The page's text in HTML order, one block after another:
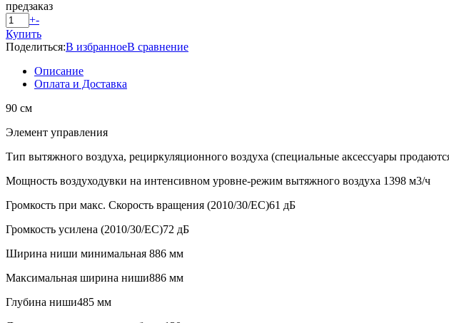
предзаказ
+-
Купить
Поделиться:В избранноеВ сравнение
Описание
Оплата и Доставка
90 см
Элемент управления
Тип вытяжного воздуха, рециркуляционного воздуха (специальные аксессуары
Мощность воздуходувки на интенсивном уровне-режим вытяжного воздуха 1398 м3/ч
Громкость при макс. Скорость вращения (2010/30/ЕС)61 дБ
Громкость усилена (2010/30/ЕС)72 дБ
Ширина ниши минимальная 886 мм
Максимальная ширина ниши886 мм
Глубина ниши485 мм